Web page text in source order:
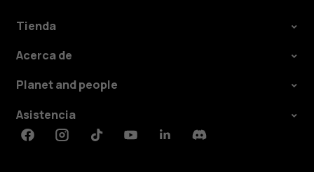
Tienda
Acerca de
Planet and people
Asistencia
FacebookInstagramTiktokYoutubeLinkedinDiscord